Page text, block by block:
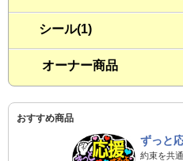
シール(1)
オーナー商品
おすすめ商品
ずっと
約束を共